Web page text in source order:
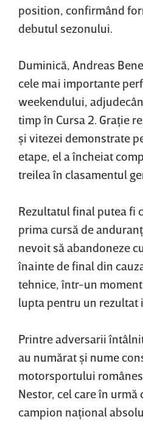
position, confirmând
debutul sezonului.
Duminică, Andreas
cele mai importante
weekendului,
timp în Cursa 2. Graţie
şi vitezei demonstrate
etape, el a încheiat
treilea în clasamentul
Rezultatul final putea fi
prima cursă de
nevoit să abandoneze
înainte de final din
tehnice, într-un
lupta pentru un rezultat
Printre adversarii
au numărat şi nume
motorsportului
Nestor, cel care în
campion naţional